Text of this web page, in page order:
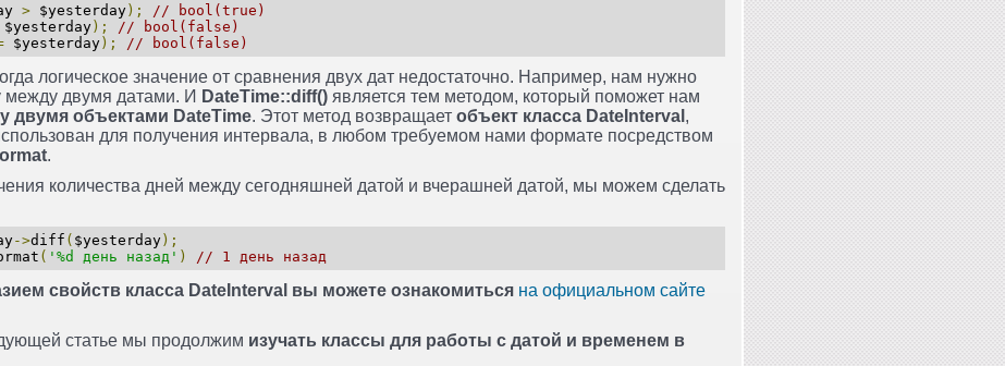
> $yesterday);
// bool(true)
$yesterday);
// bool(false)
$yesterday); // bool(false)
логическое значение от сравнения двух дат недостаточно. Например, нам нужно
между двумя датами. И DateTime::diff() является тем методом, который поможет нам
двумя объектами DateTime. Этот метод возвращает объект класса DateInterval ,
для получения интервала, в любом требуемом нами формате посредством
.
количества дней между сегодняшней датой и вчерашней датой, мы можем сделать
->diff ( $yesterday);
( '%d день назад' ) // 1 день назад
свойств класса DateInterval вы можете ознакомиться на официальном сайте
статье мы продолжим изучать классы для работы с датой и временем в